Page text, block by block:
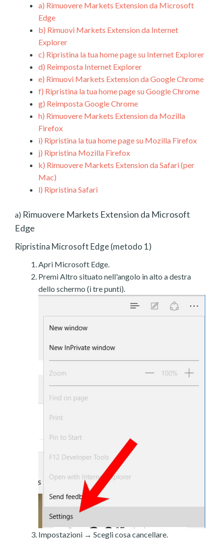
a) Rimuovere Markets Extension da Microsoft
Edge
b) Rimuovi Markets Extension da Internet
Explorer
c) Ripristina la tua home page su Internet Explorer
d) Reimposta Internet Explorer
e) Rimuovi Markets Extension da Google Chrome
f) Ripristina la tua home page su Google Chrome
g) Reimposta Google Chrome
h) Rimuovere Markets Extension da Mozilla
Firefox
i) Ripristina la tua home page su Mozilla Firefox
j) Ripristina Mozilla Firefox
k) Rimuovere Markets Extension da Safari (per
Mac)
l) Ripristina Safari
a) Rimuovere Markets Extension da Microsoft
Edge
Ripristina Microsoft Edge (metodo 1)
Apri Microsoft Edge.
Premi Altro situato nell'angolo in alto a destra
dello schermo (i tre punti).
Impostazioni → Scegli cosa cancellare.